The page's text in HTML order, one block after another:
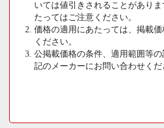
いては値引きされることがあり
たってはご注意ください。
価格の適用にあたっては、掲載
ください。
公掲載価格の条件、適用範囲等
記のメーカーにお問い合わせくだ